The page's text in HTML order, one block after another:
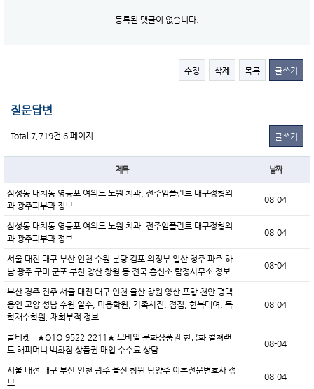
등록된 댓글이 없습니다.
수정 삭제 목록 글쓰기
질문답변
Total 7,719건 6 페이지 글쓰기
제목 날짜
삼성동 대치동 영등포 여의도 노원 치과, 전주임플란트 대구정형외
과 광주피부과 정보
08-04
삼성동 대치동 영등포 여의도 노원 치과, 전주임플란트 대구정형외
과 광주피부과 정보
08-04
서울 대전 대구 부산 인천 수원 분당 김포 의정부 일산 청주 파주 하
남 광주 구미 군포 부천 양산 창원 등 전국 흥신소 탐정사무소 정보
08-04
부산 경주 전주 서울 대전 대구 인천 울산 창원 양산 포항 천안 평택
용인 고양 성남 수원 일수, 미용학원, 가족사진, 점집, 한복대여, 독
학재수학원, 재회부적 정보
08-04
콜티켓 - ★O1O-9522-2211★ 모바일 문화상품권 현금화 컬쳐랜
드 해피머니 백화점 상품권 매입 수수료 상담
08-04
서울 대전 대구 부산 인천 광주 울산 창원 남양주 이혼전문변호사 정
보
08-04